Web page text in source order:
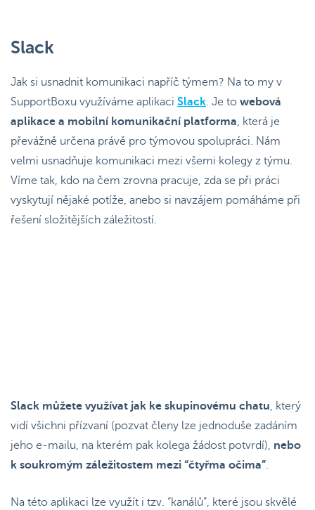
Slack
Jak si usnadnit komunikaci napříč týmem? Na to my v
SupportBoxu využíváme aplikaci Slack. Je to webová
aplikace a mobilní komunikační platforma, která je
převážně určena právě pro týmovou spolupráci. Nám
velmi usnadňuje komunikaci mezi všemi kolegy z týmu.
Víme tak, kdo na čem zrovna pracuje, zda se při práci
vyskytují nějaké potíže, anebo si navzájem pomáháme při
řešení složitějších záležitostí.
Slack můžete využívat jak ke skupinovému chatu, který
vidí všichni přízvaní (pozvat členy lze jednoduše zadáním
jeho e-mailu, na kterém pak kolega žádost potvrdí), nebo
k soukromým záležitostem mezi “čtyřma očima”.
Na této aplikaci lze využít i tzv. “kanálů”, které jsou skvělé